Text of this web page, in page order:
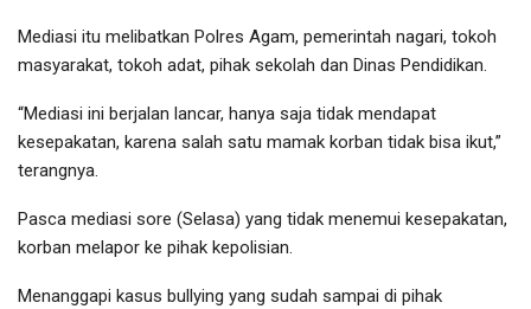
Mediasi itu melibatkan Polres Agam, pemerintah nagari, tokoh
masyarakat, tokoh adat, pihak sekolah dan Dinas Pendidikan.
“Mediasi ini berjalan lancar, hanya saja tidak mendapat
kesepakatan, karena salah satu mamak korban tidak bisa ikut,”
terangnya.
Pasca mediasi sore (Selasa) yang tidak menemui kesepakatan,
korban melapor ke pihak kepolisian.
Menanggapi kasus bullying yang sudah sampai di pihak